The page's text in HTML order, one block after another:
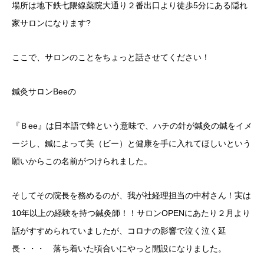
場所は地下鉄七隈線薬院大通り２番出口より徒歩5分にある隠れ
家サロンになります?
ここで、サロンのことをちょっと話させてください！
鍼灸サロンBeeの
『Ｂee』は日本語で蜂という意味で、ハチの針が鍼灸の鍼をイメ
ージし、鍼によって美（ビー）と健康を手に入れてほしいという
願いからこの名前がつけられました。
そしてその院長を務めるのが、我が社経理担当の中村さん！実は
10年以上の経験を持つ鍼灸師！！サロンOPENにあたり２月より
話がすすめられていましたが、コロナの影響で泣く泣く延
長・・・ 落ち着いた頃合いにやっと開設になりました。